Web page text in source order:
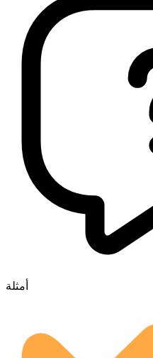
أمثلة